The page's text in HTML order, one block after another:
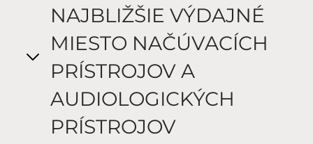
NAJBLIŽŠIE VÝDAJNÉ
MIESTO NAČÚVACÍCH
PRÍSTROJOV A
AUDIOLOGICKÝCH
PRÍSTROJOV